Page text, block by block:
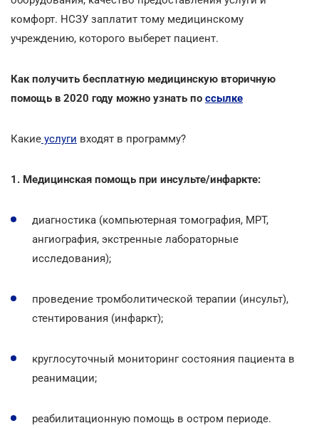
комфорт. НСЗУ заплатит тому медицинскому
учреждению, которого выберет пациент.
Как получить бесплатную медицинскую вторичную
помощь в 2020 году можно узнать по ссылке
Какие услуги входят в программу?
1. Медицинская помощь при инсульте/инфаркте:
диагностика (компьютерная томография, МРТ,
ангиография, экстренные лабораторные
исследования);
проведение тромболитической терапии (инсульт),
стентирования (инфаркт);
круглосуточный мониторинг состояния пациента в
реанимации;
реабилитационную помощь в остром периоде.